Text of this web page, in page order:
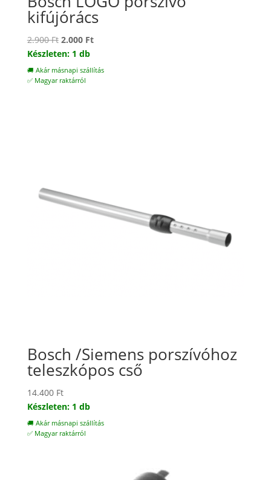
kifújórács
2.900Ft Original
price
was:
2.900 Ft.
2.000 FtCurrent
is:
Készleten: 1 db
🚚 Akár másnapi szállítás
✅ Magyar raktárról
Bosch /Siemens porszívóhoz
teleszkópos cső
14.400 Ft
Készleten: 1 db
🚚 Akár másnapi szállítás
✅ Magyar raktárról